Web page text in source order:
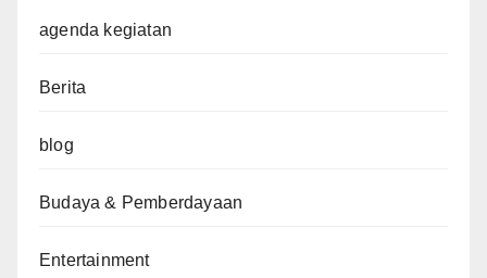
agenda kegiatan
Berita
blog
Budaya & Pemberdayaan
Entertainment